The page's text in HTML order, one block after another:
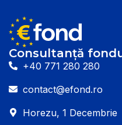
Consultanță
+40 771 280 280
contact@efond.ro
Horezu, 1 Decembrie